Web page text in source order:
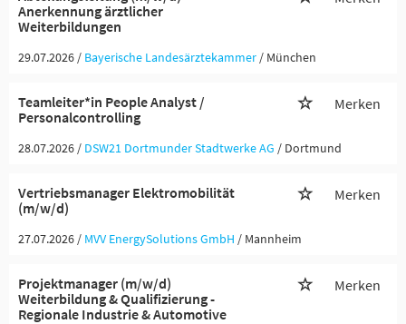
Anerkennung ärztlicher
Weiterbildungen
29.07.2026 / Bayerische Landesärztekammer / München
Teamleiter*in People Analyst /
Personalcontrolling
Merken
28.07.2026 / DSW21 Dortmunder Stadtwerke AG / Dortmund
Vertriebsmanager Elektromobilität
(m/w/d)
Merken
27.07.2026 / MVV EnergySolutions GmbH / Mannheim
Projektmanager (m/w/d)
Weiterbildung & Qualifizierung -
Regionale Industrie & Automotive
Merken